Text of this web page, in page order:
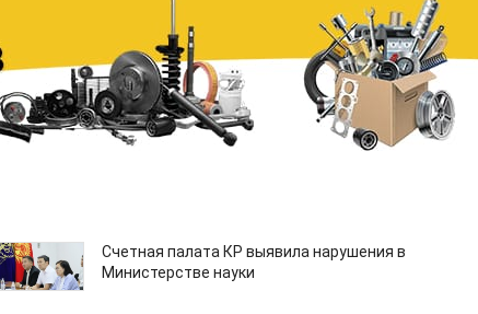
Счетная палата КР выявила нарушения в
Министерстве науки